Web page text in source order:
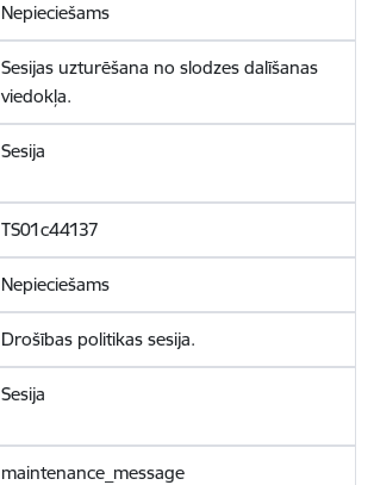
Nepieciešams
Sesijas uzturēšana no slodzes dalīšanas
viedokļa.
Sesija
TS01c44137
Nepieciešams
Drošības politikas sesija.
Sesija
maintenance_message